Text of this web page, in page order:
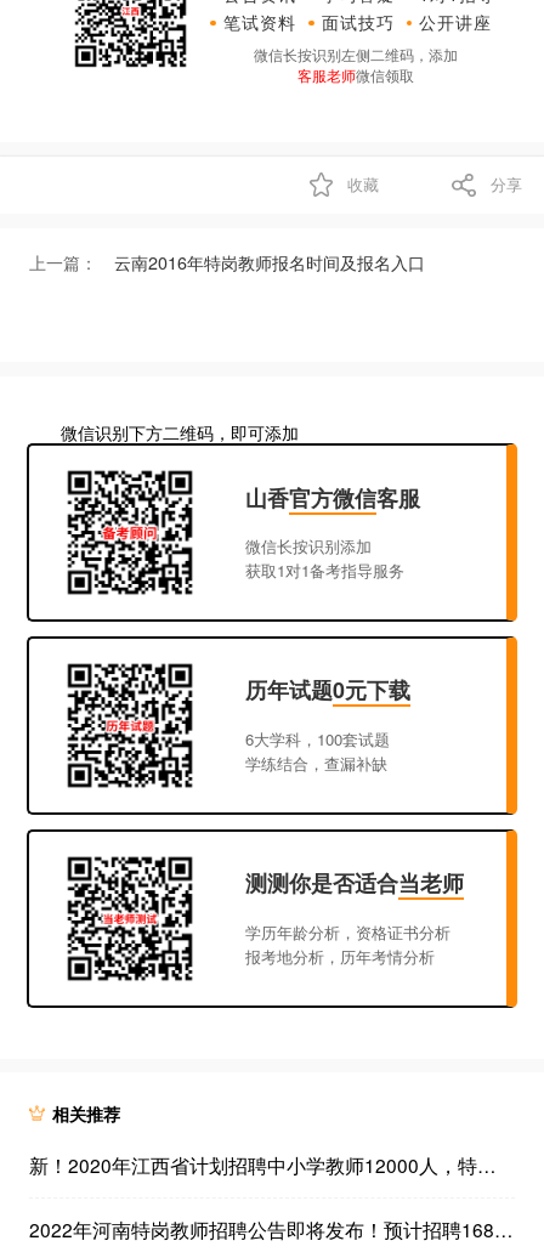
笔试资料
面试技巧 公开讲座
微信长按识别左侧二维码，添加
客服老师微信领取
收藏 分享
上一篇： 云南2016年特岗教师报名时间及报名入口
微信识别下方二维码，即可添加
山香官方微信客服
微信长按识别添加
获取1对1备考指导服务
历年试题0元下载
6大学科，100套试题
学练结合，查漏补缺
测测你是否适合当老师
学历年龄分析，资格证书分析
报考地分析，历年考情分析
相关推荐
新！2020年江西省计划招聘中小学教师12000人，特岗教师招聘6600人
2022年河南特岗教师招聘公告即将发布！预计招聘16800人！